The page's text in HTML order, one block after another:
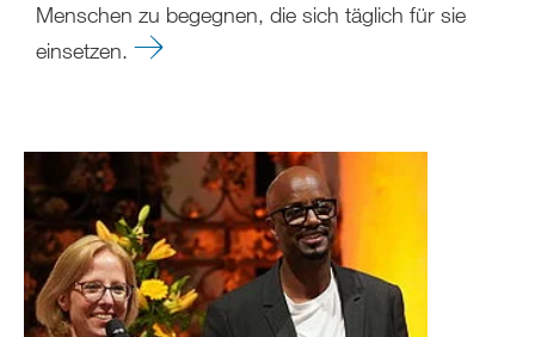
Menschen zu begegnen, die sich täglich für sie
einsetzen.